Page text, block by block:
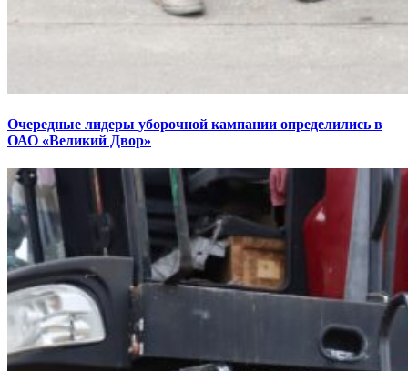
Очередные лидеры уборочной кампании определились в
ОАО «Великий Двор»